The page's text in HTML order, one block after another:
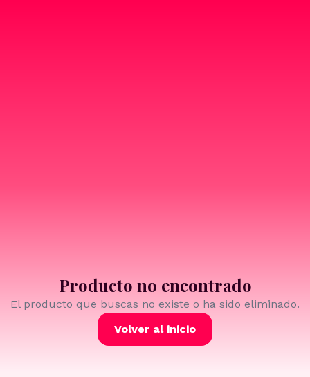
Producto no encontrado
El producto que buscas no existe o ha sido eliminado.
Volver al inicio